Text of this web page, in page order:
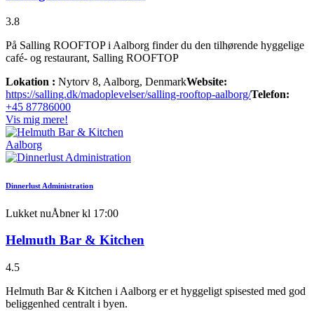
3.8
På Salling ROOFTOP i Aalborg finder du den tilhørende hyggelige
café- og restaurant, Salling ROOFTOP
Lokation : Nytorv 8, Aalborg, DenmarkWebsite:
https://salling.dk/madoplevelser/salling-rooftop-aalborg/Telefon:
+45 87786000
Vis mig mere!
Aalborg
Dinnerlust Administration
Lukket nuÅbner kl 17:00
Helmuth Bar & Kitchen
4.5
Helmuth Bar & Kitchen i Aalborg er et hyggeligt spisested med god
beliggenhed centralt i byen.